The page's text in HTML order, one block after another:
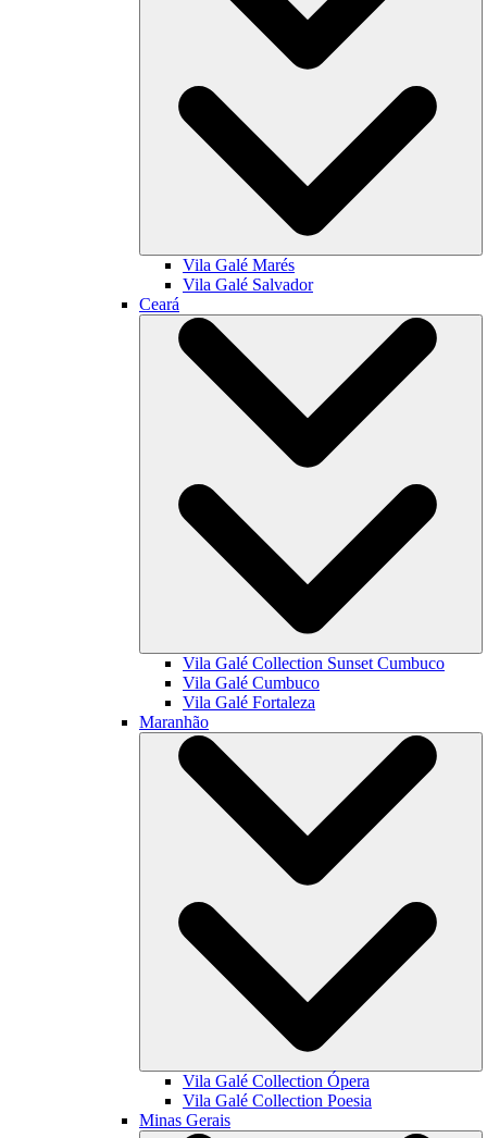
Vila Galé Marés
Vila Galé Salvador
Ceará
Vila Galé Collection Sunset Cumbuco
Vila Galé Cumbuco
Vila Galé Fortaleza
Maranhão
Vila Galé Collection Ópera
Vila Galé Collection Poesia
Minas Gerais